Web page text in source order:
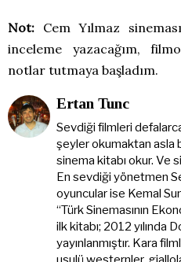
Not: Cem Yılmaz
inceleme yazacağım,
notlar tutmaya başladım.
Ertan Tunc
Sevdiği filmleri
şeyler okumaktan asla
sinema kitabı okur. Ve
En sevdiği yönetmen
oyuncular ise Kemal
“Türk Sinemasının
ilk kitabı; 2012 yılında
yayınlanmıştır. Kara